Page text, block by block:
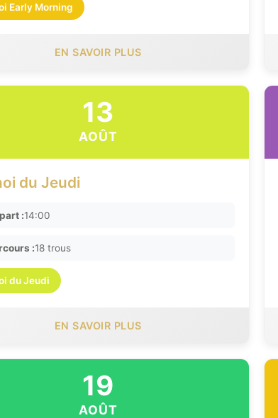
Early Morning
EN SAVOIR PLUS
13
AOÛT
du Jeudi
:14:00
:18 trous
du Jeudi
EN SAVOIR PLUS
19
AOÛT